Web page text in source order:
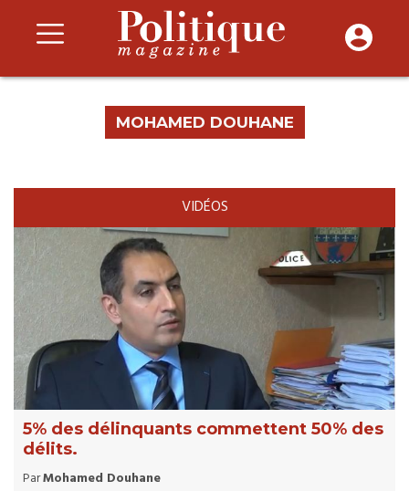
MOHAMED DOUHANE
VIDÉOS
5% des délinquants commettent 50% des
délits.
ParMohamed Douhane